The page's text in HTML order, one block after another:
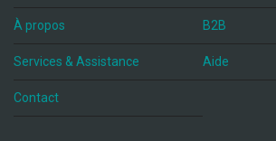
À propos B2B
Services & Assistance Aide
Contact